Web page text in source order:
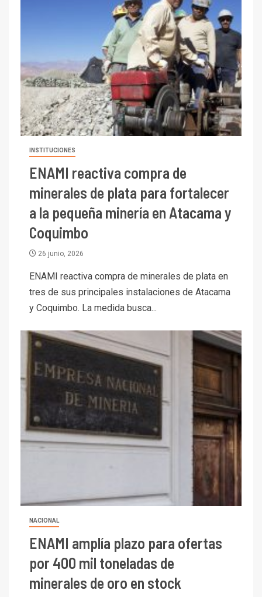
INSTITUCIONES
ENAMI reactiva compra de
minerales de plata para fortalecer
a la pequeña minería en Atacama y
Coquimbo
26 junio, 2026
ENAMI reactiva compra de minerales de plata en
tres de sus principales instalaciones de Atacama
y Coquimbo. La medida busca...
NACIONAL
ENAMI amplía plazo para ofertas
por 400 mil toneladas de
minerales de oro en stock